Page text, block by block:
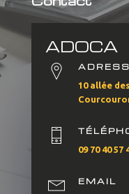
ADOCA
10 allée
09 70 40 57
EMAIL